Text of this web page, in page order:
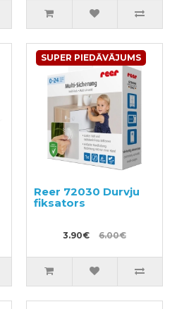
SUPER PIEDĀVĀJUMS
Reer 72030 Durvju
fiksators
3.90€ 6.00€